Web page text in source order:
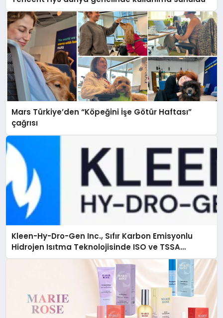
Mars Türkiye’den “Köpeğini İşe Götür Haftası”
çağrısı
Kleen-Hy-Dro-Gen Inc., Sıfır Karbon Emisyonlu
Hidrojen Isıtma Teknolojisinde ISO ve TSSA
Düzenleyici Onaylarını Aldı